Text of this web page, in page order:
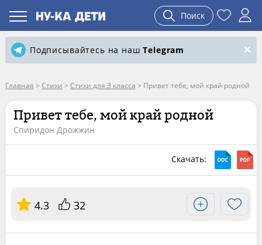
Поиск
Подписывайтесь на нашTelegram
Главная > Стихи > Стихи для 3 класса > Привет тебе, мой край родной
Привет тебе, мой край родной
Спиридон Дрожжин
Скачать:
4.3 32